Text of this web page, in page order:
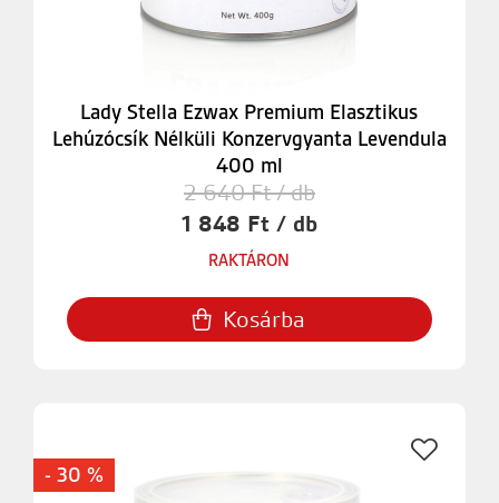
Lady Stella Ezwax Premium Elasztikus
Lehúzócsík Nélküli Konzervgyanta Levendula
400 ml
2 640 Ft / db
1 848 Ft / db
RAKTÁRON
Kosárba
- 30 %